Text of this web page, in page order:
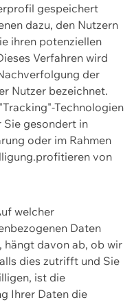
gespeichert
dazu, den Nutzern
ihren potenziellen
Verfahren wird
der
Nutzer bezeichnet.
Technologien
Sie gesondert in
oder im Rahmen
von
welcher
Daten
davon ab, ob wir
dies zutrifft und Sie
ist die
Ihrer Daten die